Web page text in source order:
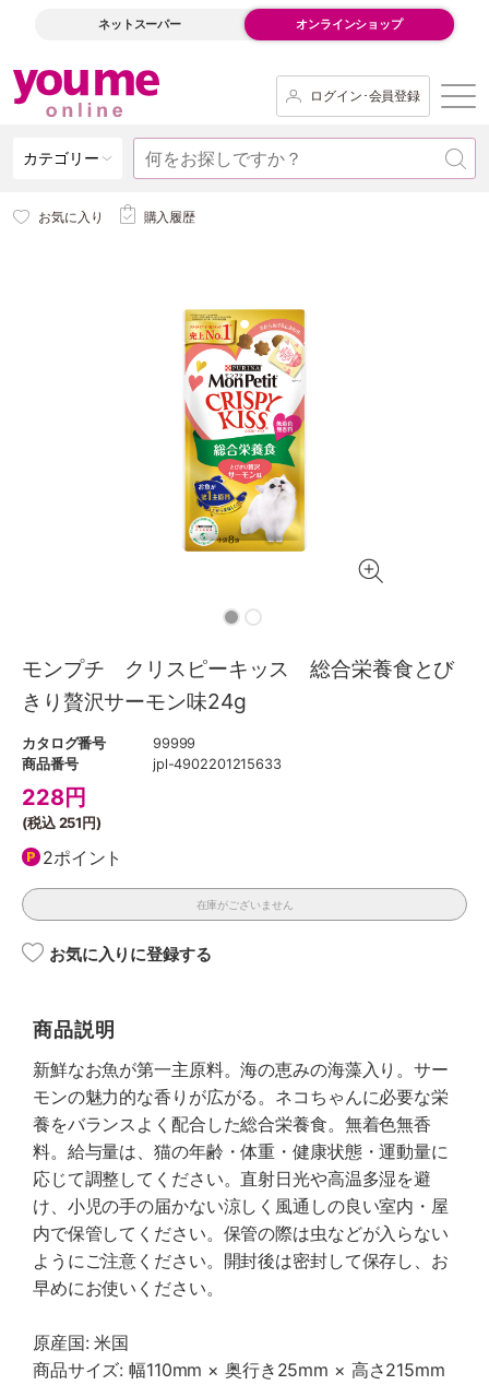
ネットスーパー オンラインショップ
ログイン･会員登録
カテゴリー
お気に入り 購入履歴
モンプチ クリスピーキッス 総合栄養食とび
きり贅沢サーモン味24g
カタログ番号
99999
商品番号
jpl-4902201215633
228円
(税込251円)
2ポイント
在庫がございません
お気に入りに登録する
商品説明
新鮮なお魚が第一主原料。海の恵みの海藻入り。サー
モンの魅力的な香りが広がる。ネコちゃんに必要な栄
養をバランスよく配合した総合栄養食。無着色無香
料。給与量は、猫の年齢・体重・健康状態・運動量に
応じて調整してください。直射日光や高温多湿を避
け、小児の手の届かない涼しく風通しの良い室内・屋
内で保管してください。保管の際は虫などが入らない
ようにご注意ください。開封後は密封して保存し、お
早めにお使いください。
原産国: 米国
商品サイズ: 幅110mm × 奥行き25mm × 高さ215mm